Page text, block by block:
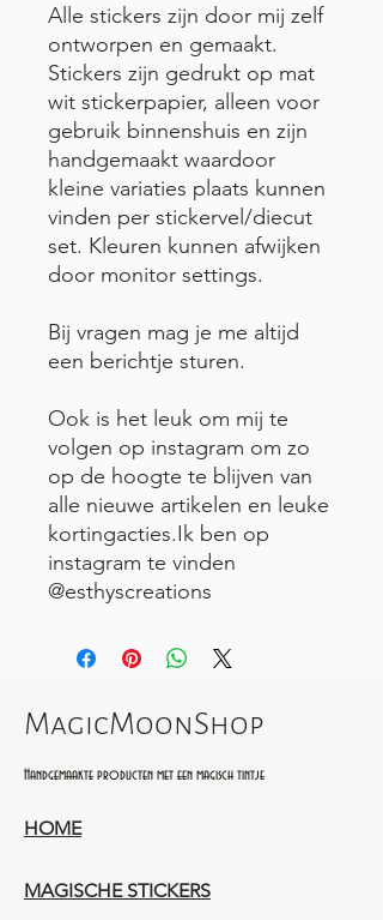
Alle stickers zijn door mij zelf
ontworpen en gemaakt.
Stickers zijn gedrukt op mat
wit stickerpapier, alleen voor
gebruik binnenshuis en zijn
handgemaakt waardoor
kleine variaties plaats kunnen
vinden per stickervel/diecut
set. Kleuren kunnen afwijken
door monitor settings.
Bij vragen mag je me altijd
een berichtje sturen.
Ook is het leuk om mij te
volgen op instagram om zo
op de hoogte te blijven van
alle nieuwe artikelen en leuke
kortingacties.Ik ben op
instagram te vinden
@esthyscreations
MagicMoonShop
Handgemaakte producten met een magisch tintje
HOME
MAGISCHE STICKERS